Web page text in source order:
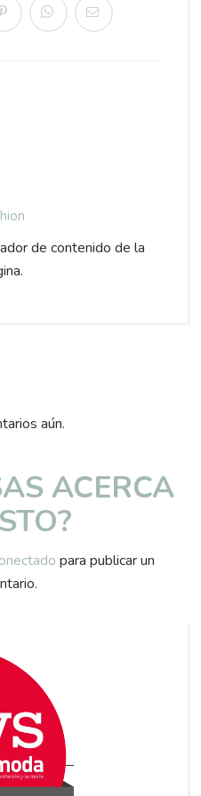
de contenido de la
aún.
ACERCA
para publicar un